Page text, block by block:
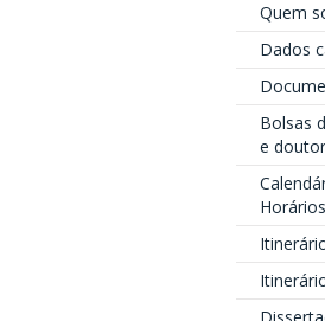
Quem
Dados
Bolsas
e
Horários